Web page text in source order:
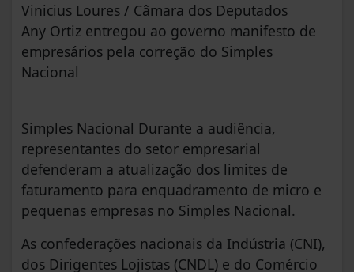
Vinicius Loures / Câmara dos Deputados
Any Ortiz entregou ao governo manifesto de
empresários pela correção do Simples
Nacional
Simples Nacional Durante a audiência,
representantes do setor empresarial
defenderam a atualização dos limites de
faturamento para enquadramento de micro e
pequenas empresas no Simples Nacional.
As confederações nacionais da Indústria (CNI),
dos Dirigentes Lojistas (CNDL) e do Comércio